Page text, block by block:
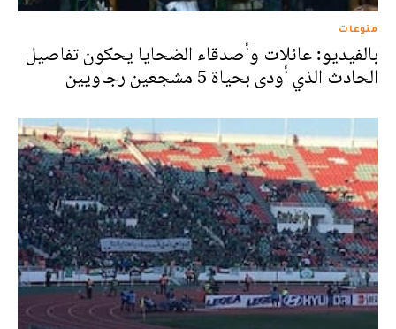
منوعات
بالفيديو: عائلات وأصدقاء الضحايا يحكون تفاصيل
الحادث الذي أودى بحياة 5 مشجعين رجاويين